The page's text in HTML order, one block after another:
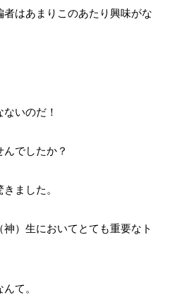
はあまりこのあたり興味がな
いのだ！
でしたか？
ました。
）生においてとても重要なト
て。